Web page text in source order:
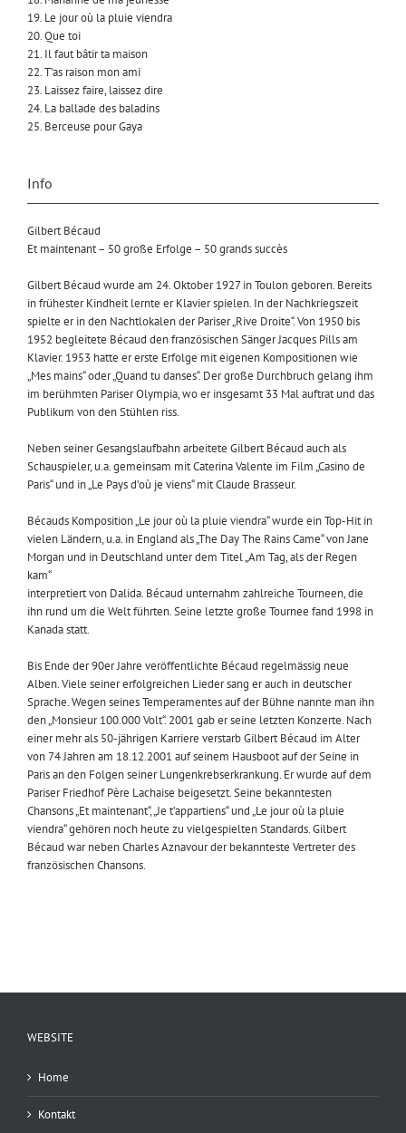
19. Le jour où la pluie viendra
20. Que toi
21. Il faut bâtir ta maison
22. T’as raison mon ami
23. Laissez faire, laissez dire
24. La ballade des baladins
25. Berceuse pour Gaya
Info
Gilbert Bécaud
Et maintenant – 50 große Erfolge – 50 grands succès
Gilbert Bécaud wurde am 24. Oktober 1927 in Toulon geboren. Bereits
in frühester Kindheit lernte er Klavier spielen. In der Nachkriegszeit
spielte er in den Nachtlokalen der Pariser „Rive Droite“. Von 1950 bis
1952 begleitete Bécaud den französischen Sänger Jacques Pills am
Klavier. 1953 hatte er erste Erfolge mit eigenen Kompositionen wie
„Mes mains“ oder „Quand tu danses“. Der große Durchbruch gelang ihm
im berühmten Pariser Olympia, wo er insgesamt 33 Mal auftrat und das
Publikum von den Stühlen riss.
Neben seiner Gesangslaufbahn arbeitete Gilbert Bécaud auch als
Schauspieler, u.a. gemeinsam mit Caterina Valente im Film „Casino de
Paris“ und in „Le Pays d’où je viens“ mit Claude Brasseur.
Bécauds Komposition „Le jour où la pluie viendra“ wurde ein Top-Hit in
vielen Ländern, u.a. in England als „The Day The Rains Came“ von Jane
Morgan und in Deutschland unter dem Titel „Am Tag, als der Regen
kam“
interpretiert von Dalida. Bécaud unternahm zahlreiche Tourneen, die
ihn rund um die Welt führten. Seine letzte große Tournee fand 1998 in
Kanada statt.
Bis Ende der 90er Jahre veröffentlichte Bécaud regelmässig neue
Alben. Viele seiner erfolgreichen Lieder sang er auch in deutscher
Sprache. Wegen seines Temperamentes auf der Bühne nannte man ihn
den „Monsieur 100.000 Volt“. 2001 gab er seine letzten Konzerte. Nach
einer mehr als 50-jährigen Karriere verstarb Gilbert Bécaud im Alter
von 74 Jahren am 18.12.2001 auf seinem Hausboot auf der Seine in
Paris an den Folgen seiner Lungenkrebserkrankung. Er wurde auf dem
Pariser Friedhof Père Lachaise beigesetzt. Seine bekanntesten
Chansons „Et maintenant“, „Je t’appartiens“ und „Le jour où la pluie
viendra“ gehören noch heute zu vielgespielten Standards. Gilbert
Bécaud war neben Charles Aznavour der bekannteste Vertreter des
französischen Chansons.
WEBSITE
Home
Kontakt